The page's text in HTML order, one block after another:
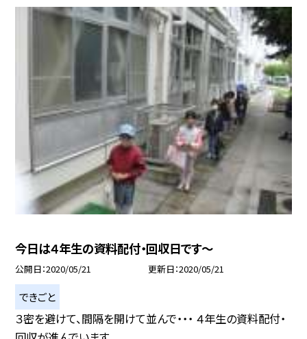
今日は４年生の資料配付・回収日です〜
公開日 2020/05/21 更新日 2020/05/21
できごと
３密を避けて、間隔を開けて並んで・・・ ４年生の資料配付・